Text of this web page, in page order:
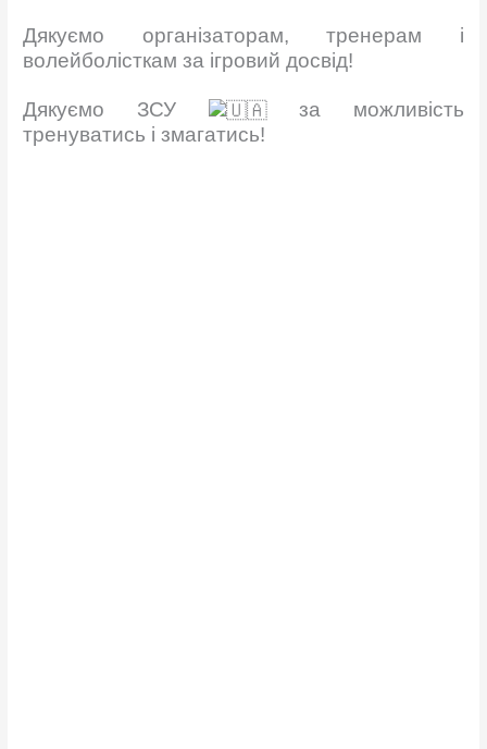
Дякуємо організаторам, тренерам і
волейболісткам за ігровий досвід!
Дякуємо ЗСУ
за можливість
тренуватись і змагатись!